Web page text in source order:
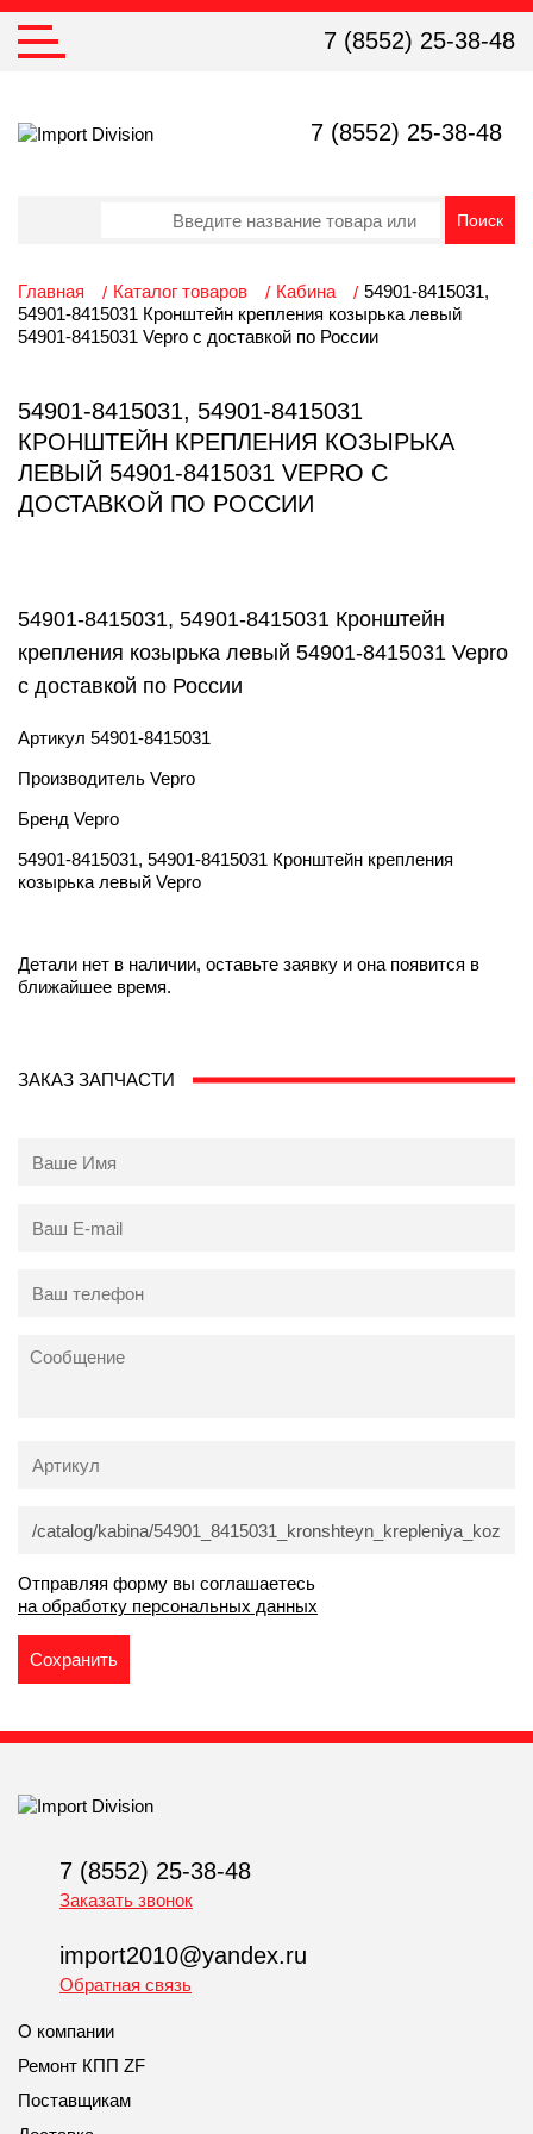
7 (8552) 25-38-48
7 (8552) 25-38-48
Главная Каталог товаров Кабина
54901-8415031,
54901-8415031 Кронштейн крепления козырька левый
54901-8415031 Vepro с доставкой по России
54901-8415031, 54901-8415031
КРОНШТЕЙН КРЕПЛЕНИЯ КОЗЫРЬКА
ЛЕВЫЙ 54901-8415031 VEPRO С
ДОСТАВКОЙ ПО РОССИИ
54901-8415031, 54901-8415031 Кронштейн
крепления козырька левый 54901-8415031 Vepro
с доставкой по России
Артикул 54901-8415031
Производитель Vepro
Бренд Vepro
54901-8415031, 54901-8415031 Кронштейн крепления
козырька левый Vepro
Детали нет в наличии, оставьте заявку и она появится в
ближайшее время.
ЗАКАЗ ЗАПЧАСТИ
Отправляя форму вы соглашаетесь
на обработку персональных данных
7 (8552) 25-38-48
Заказать звонок
import2010@yandex.ru
Обратная связь
О компании
Ремонт КПП ZF
Поставщикам